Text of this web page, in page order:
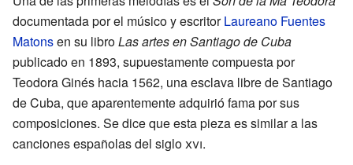
documentada por el músico y escritorLaureano Fuentes
Matonsen su libroLas artes en Santiago de Cuba
publicado en 1893, supuestamente compuesta por
Teodora Ginés hacia 1562, una esclava libre de Santiago
de Cuba, que aparentemente adquirió fama por sus
composiciones. Se dice que esta pieza es similar a las
canciones españolas del sigloxvi.